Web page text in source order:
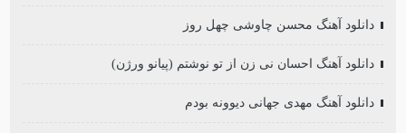
دانلود آهنگ محسن چاوشی چهل روز
دانلود آهنگ احسان نی زن از تو نوشتم (پیانو ورژن)
دانلود آهنگ مهدی جهانی دیوونه بودم